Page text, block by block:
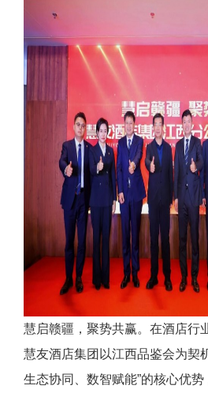
慧启赣疆，聚势共赢。在酒店行
慧友酒店集团以江西品鉴会为契
生态协同、数智赋能”的核心优